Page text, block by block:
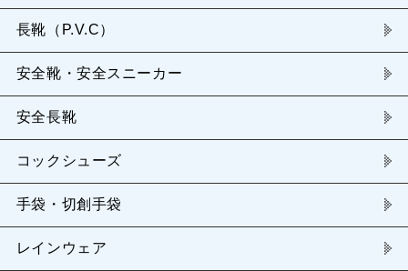
長靴（P.V.C）
安全靴・安全スニーカー
安全長靴
コックシューズ
手袋・切創手袋
レインウェア